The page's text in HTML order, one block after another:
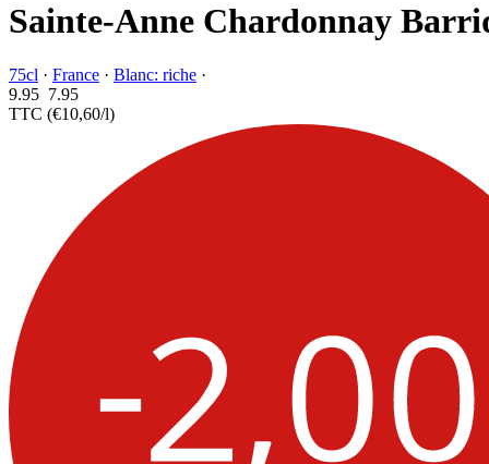
Sainte-Anne Chardonnay
75cl · France · Blanc: riche ·
9.95 7.95
TTC (€10,60/l)